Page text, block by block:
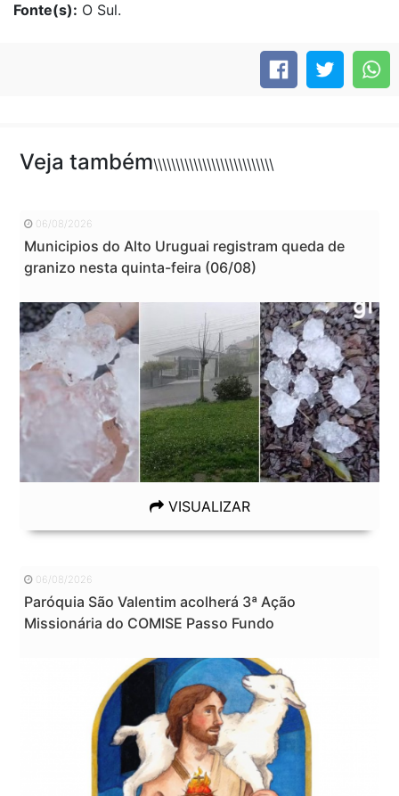
Fonte(s): O Sul.
Veja também\\\\\\\\\\\\\\\\\\\\\\\\\\\
06/08/2026
Municipios do Alto Uruguai registram queda de
granizo nesta quinta-feira (06/08)
VISUALIZAR
06/08/2026
Paróquia São Valentim acolherá 3ª Ação
Missionária do COMISE Passo Fundo